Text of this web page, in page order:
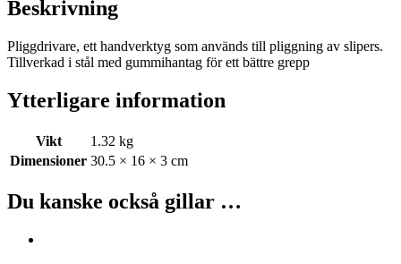
Beskrivning
Pliggdrivare, ett handverktyg som används till pliggning av slipers.
Tillverkad i stål med gummihantag för ett bättre grepp
Ytterligare information
Vikt
1.32 kg
Dimensioner 30.5 × 16 × 3 cm
Du kanske också gillar …